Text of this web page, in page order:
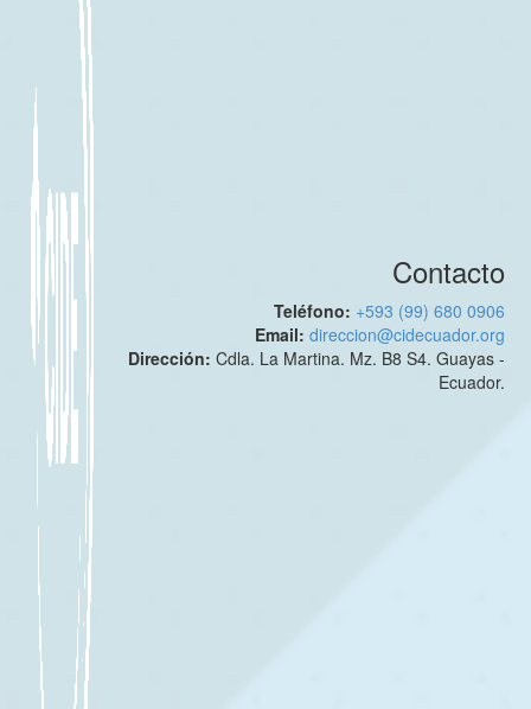
Contacto
Teléfono: +593 (99) 680 0906
Email:direccion@cidecuador.org
Dirección:Cdla. La Martina. Mz. B8 S4. Guayas -
Ecuador.